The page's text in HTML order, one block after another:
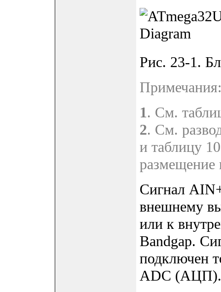
Рис. 23-1.
Примечания:
1. См.
2. См.
и таблицу
размещение
Сигнал
внешнему
или к
Bandgap.
подключен
ADC (АЦП).